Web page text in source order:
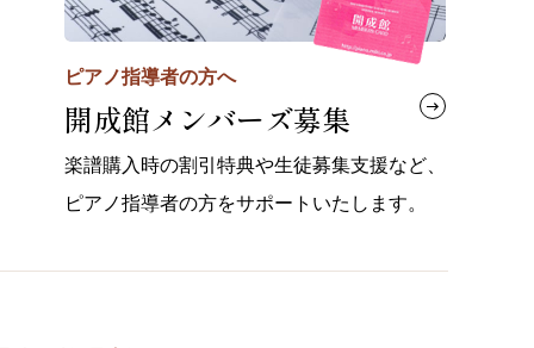
ピアノ指導者の方へ
開成館メンバーズ募集
楽譜購入時の割引特典や生徒募集支援など、
ピアノ指導者の方をサポートいたします。